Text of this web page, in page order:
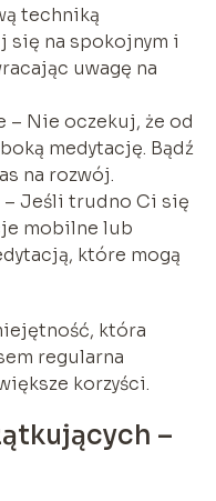
techniką
się na spokojnym i
uwagę na
– Nie oczekuj, że od
medytację. Bądź
na rozwój.
Jeśli trudno Ci się
mobilne lub
które mogą
która
regularna
korzyści.
–